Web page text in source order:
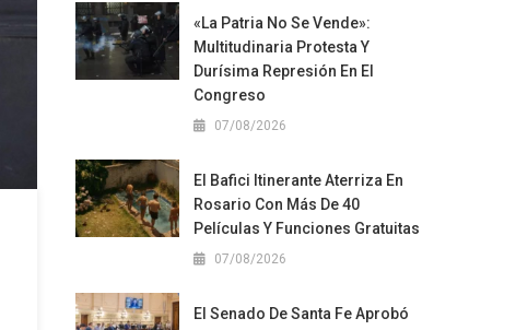
«La Patria No Se Vende»:
Multitudinaria Protesta Y
Durísima Represión En El
Congreso
07/08/2026
El Bafici Itinerante Aterriza En
Rosario Con Más De 40
Películas Y Funciones Gratuitas
07/08/2026
El Senado De Santa Fe Aprobó